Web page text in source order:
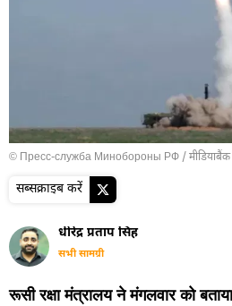
© Пресс-служба Минобороны РФ /
सब्सक्राइब करें
धीरेंद्र प्रताप सिंह
सभी सामग्री
रूसी रक्षा मंत्रालय ने मंगलवार को